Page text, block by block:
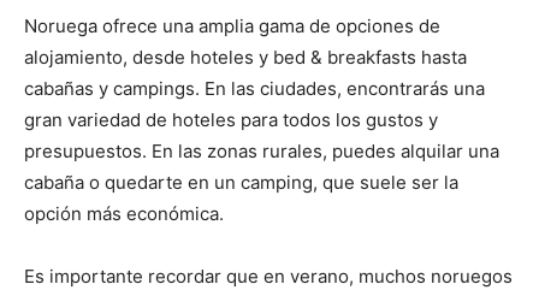
Noruega ofrece una amplia gama de opciones de
alojamiento, desde hoteles y bed & breakfasts hasta
cabañas y campings. En las ciudades, encontrarás una
gran variedad de hoteles para todos los gustos y
presupuestos. En las zonas rurales, puedes alquilar una
cabaña o quedarte en un camping, que suele ser la
opción más económica.
Es importante recordar que en verano, muchos noruegos